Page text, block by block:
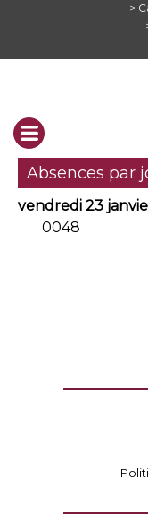
>
Absences par
vendredi 23
0048